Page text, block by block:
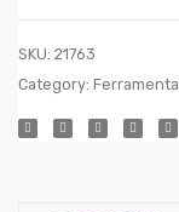
SKU: 21763
Category: Ferramenta